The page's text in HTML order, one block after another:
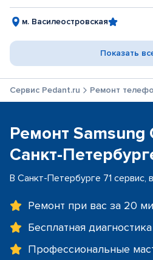
м. Василеостровская
Показать
Сервис Pedant.ru Ремонт
Ремонт Samsung
Санкт-
В Санкт-Петербурге 71 сервис,
Ремонт при вас за 20
Бесплатная диагностика
Профессиональные